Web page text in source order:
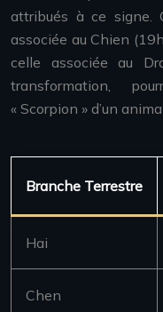
attribués à ce signe.
associée au Chien
celle associée au
transformation,
« Scorpion » d’un
Branche Terrestre
Hai
Chen